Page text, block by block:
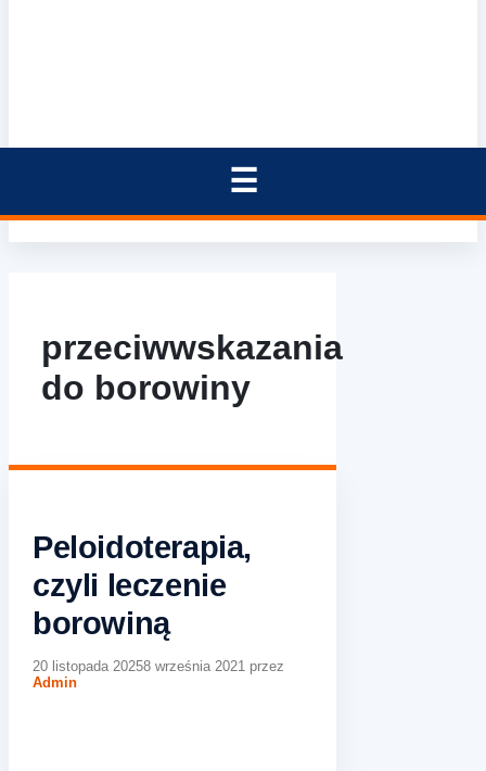
przeciwwskazania
do borowiny
Peloidoterapia,
czyli leczenie
borowiną
20 listopada 20258 września 2021 przez
Admin